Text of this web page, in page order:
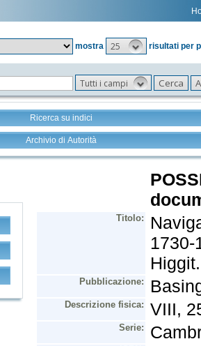
mostra
25 risultati per
Tutti i campi
Ricerca su indici
Archivio di Autorità